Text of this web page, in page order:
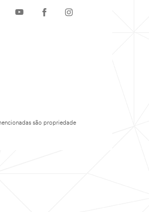
são propriedade